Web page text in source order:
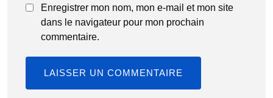
Enregistrer mon nom, mon e-mail et mon site
dans le navigateur pour mon prochain
commentaire.